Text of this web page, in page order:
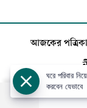
আজকের পত্রিকা
ঘরে পরিবার
করবেন যেভাবে